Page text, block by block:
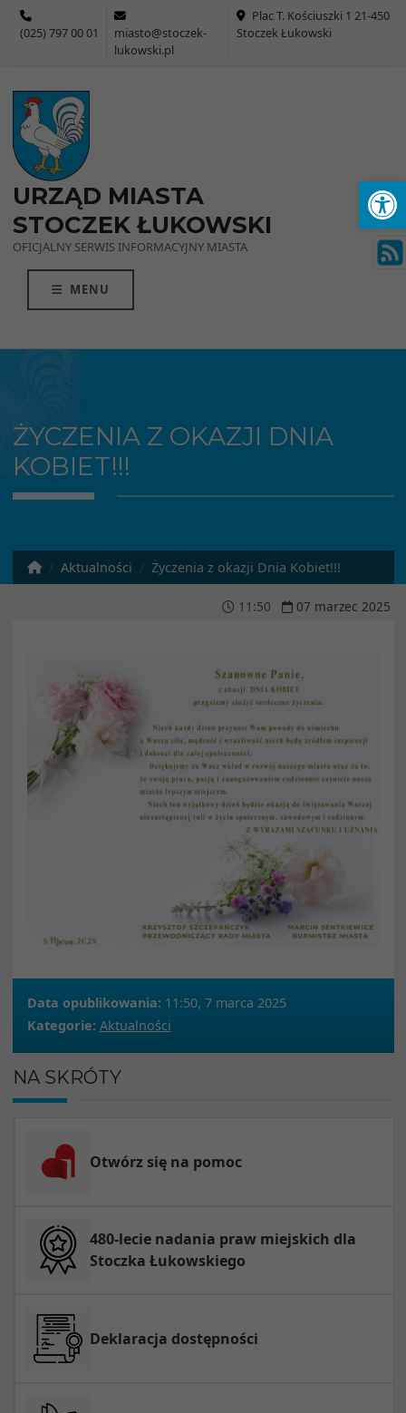
(025) 797 00 01
miasto@stoczek-
lukowski.pl
Plac T. Kościuszki 1 21-450
Stoczek Łukowski
URZĄD MIASTA
STOCZEK ŁUKOWSKI
OFICJALNY SERWIS INFORMACYJNY MIASTA
MENU
ŻYCZENIA Z OKAZJI DNIA
KOBIET!!!
Aktualności Życzenia z okazji Dnia Kobiet!!!
11 :50 07 marzec 2025
Data opublikowania: 11:50, 7 marca 2025
Kategorie: Aktualności
NA SKRÓTY
Otwórz się na pomoc
480-lecie nadania praw miejskich dla
Stoczka Łukowskiego
Deklaracja dostępności